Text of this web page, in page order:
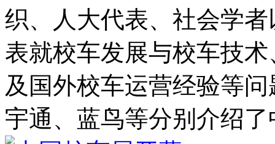
织、人大代表、社会学
表就校车发展与校车技
及国外校车运营经验等
宇通、蓝鸟等分别介绍